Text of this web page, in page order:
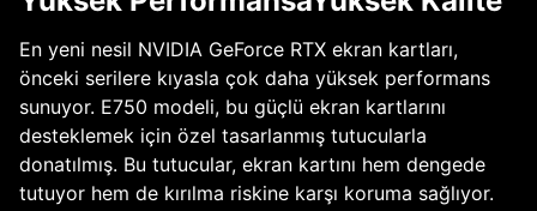
En yeni nesil NVIDIA GeForce RTX ekran kartları,
önceki serilere kıyasla çok daha yüksek performans
sunuyor. E750 modeli, bu güçlü ekran kartlarını
desteklemek için özel tasarlanmış tutucularla
donatılmış. Bu tutucular, ekran kartını hem dengede
tutuyor hem de kırılma riskine karşı koruma sağlıyor.